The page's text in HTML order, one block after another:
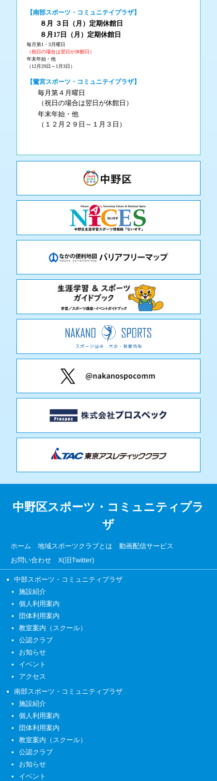
【南部スポーツ・コミュニテイプラザ】
８月 ３ 日（月 ） 定期休館日
８月17日（月 ）定期休館日
毎月第1・3月曜日
（祝日の場合は翌日が休館日）
年末年始・他
（12月29日～1月3日）
【鷺宮スポーツ・コミュニテイプラザ】
毎月第４月曜日
（祝日の場合は翌日が休館日）
年末年始・他
（１２月２９日～１月３日）
中野区スポーツ・コミュニティプラ
ザ
ホーム 地域スポーツクラブとは 動画配信サービス
お問い合わせ X(旧Twitter)
中部スポーツ・コミュニティプラザ
施設紹介
個人利用案内
団体利用案内
教室案内（スクール）
公認クラブ
お知らせ
イベント
アクセス
南部スポーツ・コミュニティプラザ
施設紹介
個人利用案内
団体利用案内
教室案内（スクール）
公認クラブ
お知らせ
イベント